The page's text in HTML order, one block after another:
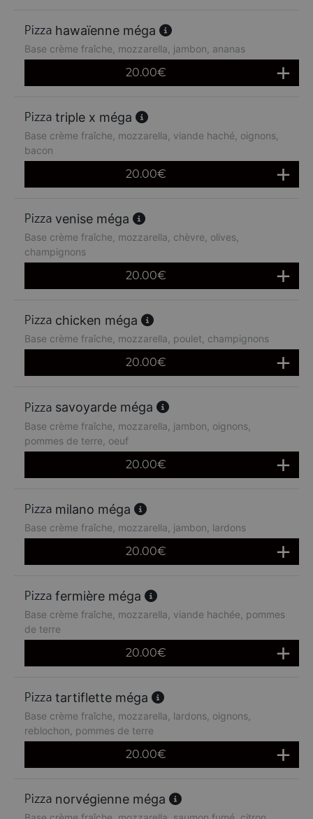
hawaïenne méga
Base crème fraîche, mozzarella, jambon, ananas
20.00€
triple x méga
Base crème fraîche, mozzarella, viande haché, oignons,
bacon
20.00€
venise méga
Base crème fraîche, mozzarella, chèvre, olives,
champignons
20.00€
chicken méga
Base crème fraîche, mozzarella, poulet, champignons
20.00€
savoyarde méga
Base crème fraîche, mozzarella, jambon, oignons,
pommes de terre, oeuf
20.00€
milano méga
Base crème fraîche, mozzarella, jambon, lardons
20.00€
fermière méga
Base crème fraîche, mozzarella, viande hachée, pommes
de terre
20.00€
tartiflette méga
Base crème fraîche, mozzarella, lardons, oignons,
reblochon, pommes de terre
20.00€
norvégienne méga